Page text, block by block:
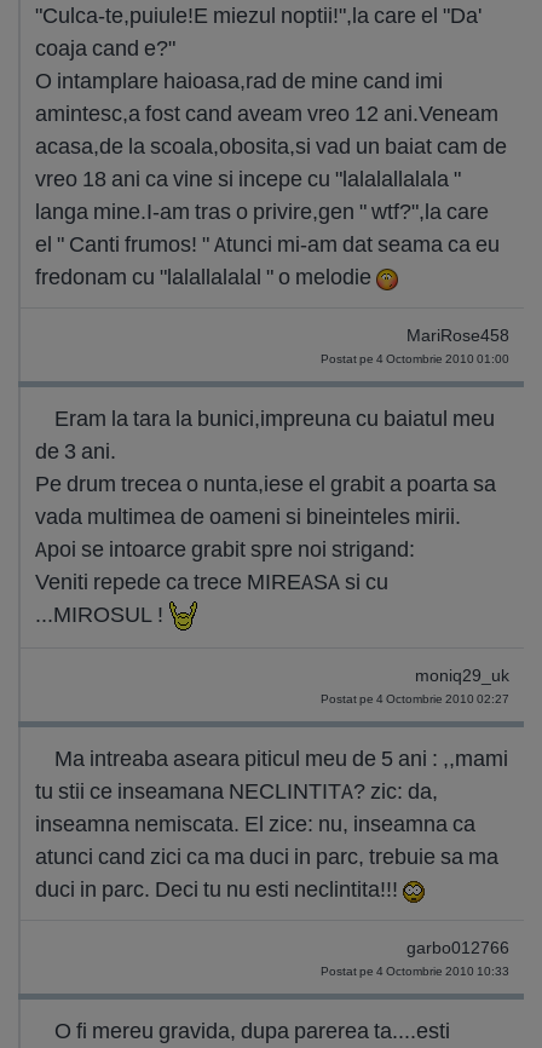
"Culca-te,puiule!E miezul noptii!",la care el "Da'
coaja cand e?"
O intamplare haioasa,rad de mine cand imi
amintesc,a fost cand aveam vreo 12 ani.Veneam
acasa,de la scoala,obosita,si vad un baiat cam de
vreo 18 ani ca vine si incepe cu "lalalallalala "
langa mine.I-am tras o privire,gen " wtf?",la care
el " Canti frumos! " Atunci mi-am dat seama ca eu
fredonam cu "lalallalalal " o melodie
MariRose458
Postat pe 4 Octombrie 2010 01:00
Eram la tara la bunici,impreuna cu baiatul meu
de 3 ani.
Pe drum trecea o nunta,iese el grabit a poarta sa
vada multimea de oameni si bineinteles mirii.
Apoi se intoarce grabit spre noi strigand:
Veniti repede ca trece MIREASA si cu
...MIROSUL !
moniq29_uk
Postat pe 4 Octombrie 2010 02:27
Ma intreaba aseara piticul meu de 5 ani : ,,mami
tu stii ce inseamana NECLINTITA? zic: da,
inseamna nemiscata. El zice: nu, inseamna ca
atunci cand zici ca ma duci in parc, trebuie sa ma
duci in parc. Deci tu nu esti neclintita!!!
garbo012766
Postat pe 4 Octombrie 2010 10:33
O fi mereu gravida, dupa parerea ta....esti